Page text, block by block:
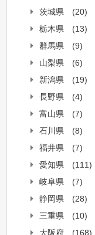
茨城県
(20)
栃木県
(13)
群馬県
(9)
山梨県
(6)
新潟県
(19)
長野県
(4)
富山県
(7)
石川県
(8)
福井県
(7)
愛知県
(111)
岐阜県
(7)
静岡県
(28)
三重県
(10)
大阪府
(168)